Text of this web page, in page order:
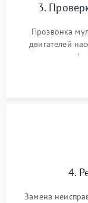
3.
Прозвонка
двигателей
прессостата
концевика
4.
Замена